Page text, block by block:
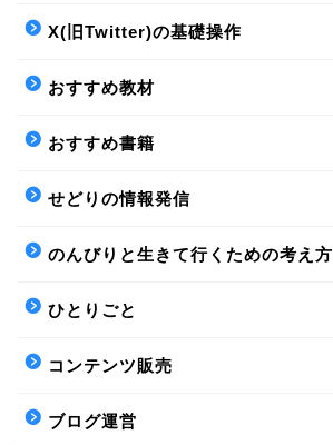
X(旧Twitter)の基礎操作
おすすめ教材
おすすめ書籍
せどりの情報発信
のんびりと生きて行くための考え方
ひとりごと
コンテンツ販売
ブログ運営